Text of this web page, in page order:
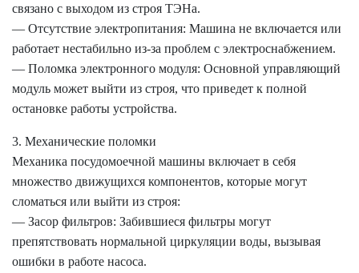
связано с выходом из строя ТЭНа.
— Отсутствие электропитания: Машина не включается или
работает нестабильно из-за проблем с электроснабжением.
— Поломка электронного модуля: Основной управляющий
модуль может выйти из строя, что приведет к полной
остановке работы устройства.
3. Механические поломки
Механика посудомоечной машины включает в себя
множество движущихся компонентов, которые могут
сломаться или выйти из строя:
— Засор фильтров: Забившиеся фильтры могут
препятствовать нормальной циркуляции воды, вызывая
ошибки в работе насоса.